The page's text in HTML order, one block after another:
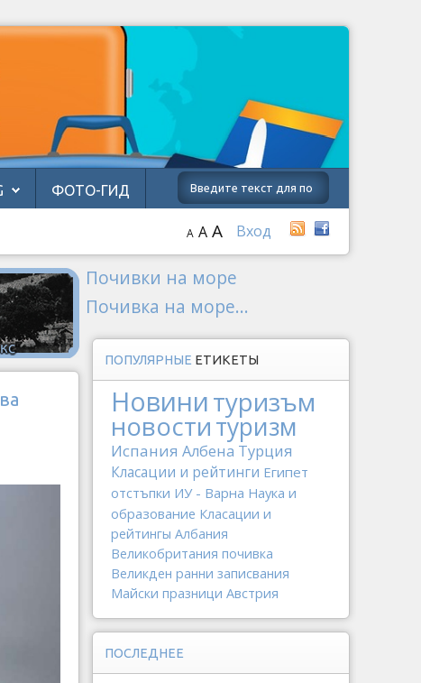
ФОТО-ГИД
Вход
A A A
Почивки на море
Почивка на море...
ПОПУЛЯРНЫЕ ЕТИКЕТЫ
Новинитуризъм
новоституризм
Испания Албена Турция
Класации и рейтинги Египет
отстъпки ИУ - Варна Наука и
образование Класации и
рейтингы Албания
Великобритания почивка
Великден ранни записвания
Майски празници Австрия
ПОСЛЕДНЕЕ